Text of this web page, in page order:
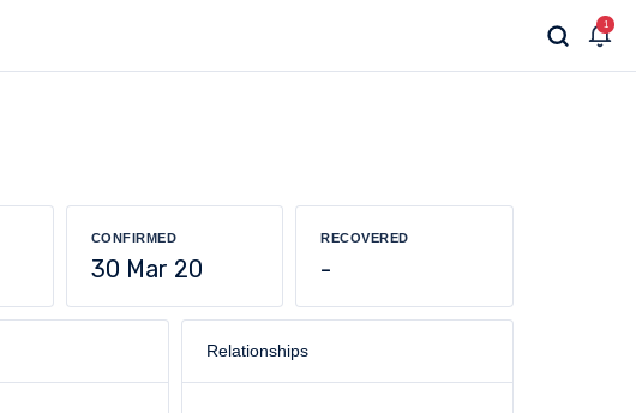
1
CONFIRMED
30 Mar 20
RECOVERED
-
Relationships